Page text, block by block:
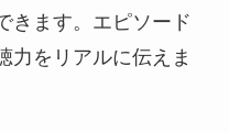
きます。エピソード
力をリアルに伝えま